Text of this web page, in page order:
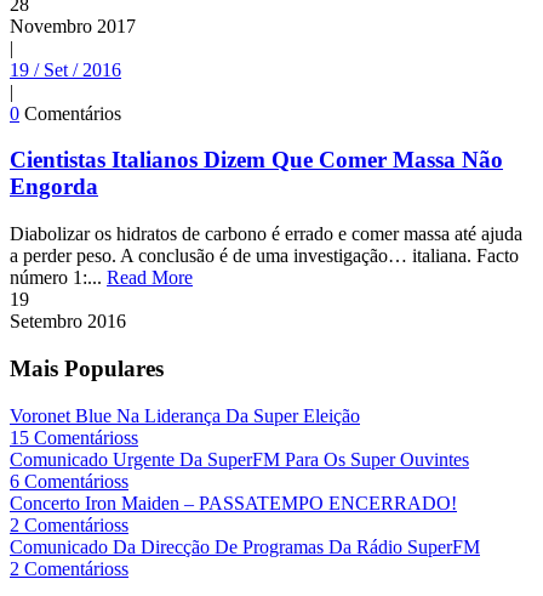
Novembro 2017
|
19 / Set / 2016
|
0 Comentários
Cientistas Italianos Dizem Que Comer Massa Não
Engorda
Diabolizar os hidratos de carbono é errado e comer massa até ajuda
a perder peso. A conclusão é de uma investigação… italiana. Facto
número 1:... Read More
19
Setembro 2016
Mais Populares
Voronet Blue Na Liderança Da Super Eleição
15 Comentárioss
Comunicado Urgente Da SuperFM Para Os Super Ouvintes
6 Comentárioss
Concerto Iron Maiden – PASSATEMPO ENCERRADO!
2 Comentárioss
Comunicado Da Direcção De Programas Da Rádio SuperFM
2 Comentárioss